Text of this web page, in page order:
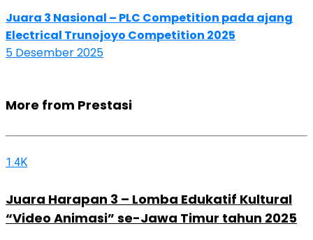
Juara 3 Nasional – PLC Competition pada ajang
Electrical Trunojoyo Competition 2025
5 Desember 2025
More from Prestasi
1.4K
Juara Harapan 3 – Lomba Edukatif Kultural
“Video Animasi” se-Jawa Timur tahun 2025